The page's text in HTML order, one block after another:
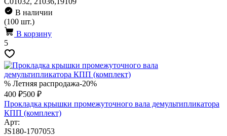
В наличии
(100 шт.)
В корзину
5
% Летняя распродажа-20%
400 ₽500 ₽
Прокладка крышки промежуточного вала демультипликатора
КПП (комплект)
Арт:
JS180-1707053